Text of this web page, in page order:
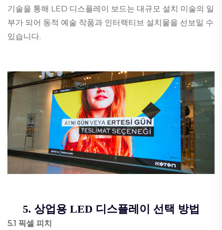
기술을 통해 LED 디스플레이 보드는 대규모 설치 미술의 일
부가 되어 동적 예술 작품과 인터랙티브 설치물을 선보일 수
있습니다.
5. 상업용 LED 디스플레이 선택 방법
5.1 픽셀 피치